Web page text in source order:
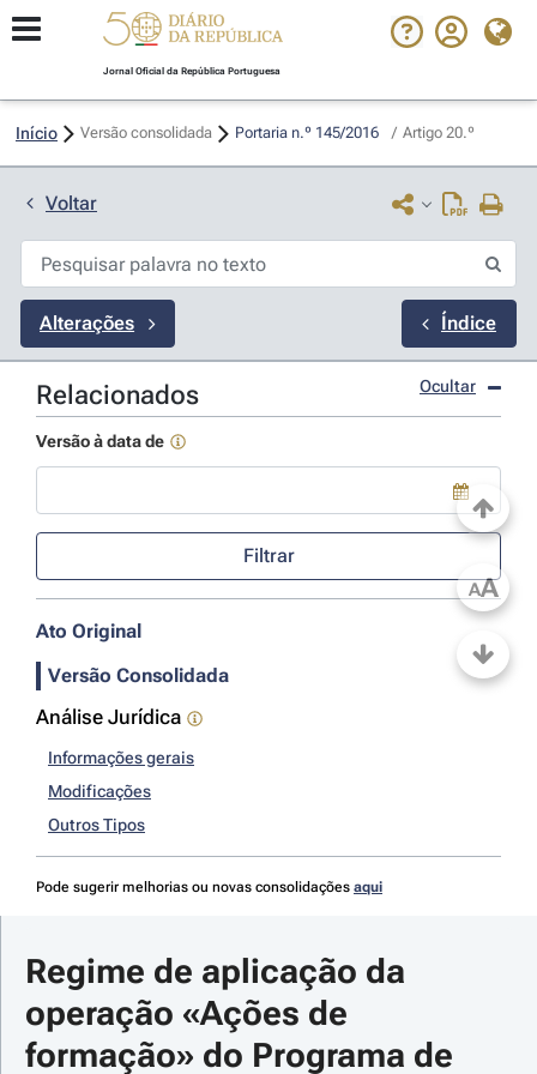
Jornal Oficial da República Portuguesa
Início Versão consolidada Portaria n.º 145/2016 / Artigo 20.º
Voltar
Alterações Índice
Relacionados Ocultar
Versão à data de
Use a tecla de seta para baixo para abrir o calendário; Use as
Filtrar
Ato Original
Versão Consolidada
Análise Jurídica
Informações gerais
Modificações
Outros Tipos
Pode sugerir melhorias ou novas consolidações aqui
Regime de aplicação da
operação «Ações de
formação» do Programa de
AA